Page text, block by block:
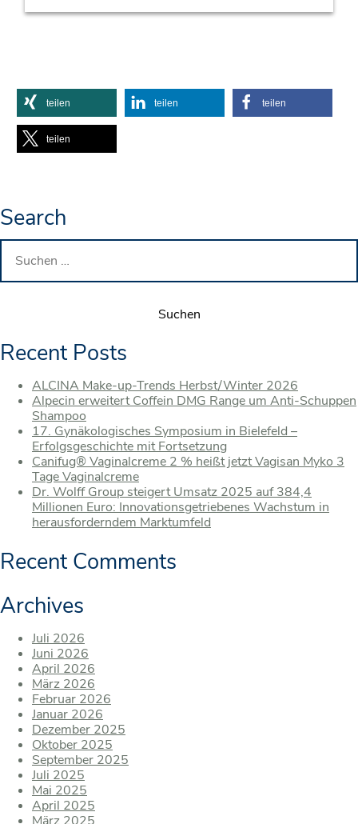
teilen teilen teilen
teilen
Search
Suchen
Recent Posts
ALCINA Make-up-Trends Herbst/Winter 2026
Alpecin erweitert Coffein DMG Range um Anti-Schuppen
Shampoo
17. Gynäkologisches Symposium in Bielefeld –
Erfolgsgeschichte mit Fortsetzung
Canifug® Vaginalcreme 2 % heißt jetzt Vagisan Myko 3
Tage Vaginalcreme
Dr. Wolff Group steigert Umsatz 2025 auf 384,4
Millionen Euro: Innovationsgetriebenes Wachstum in
herausforderndem Marktumfeld
Recent Comments
Archives
Juli 2026
Juni 2026
April 2026
März 2026
Februar 2026
Januar 2026
Dezember 2025
Oktober 2025
September 2025
Juli 2025
Mai 2025
April 2025